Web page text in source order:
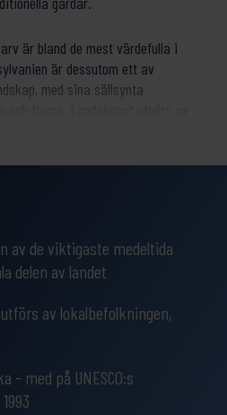
är bland de mest värdefulla i
är dessutom ett av
med sina sällsynta
blomstrande ängar,
landskap kommer du att möta
saxare och rumäner. Du
att besöka UNESCO:s världsarv i
avlägsna byar samt de medeltida
av de viktigaste medeltida
delen av landet
av lokalbefolkningen,
- med på UNESCO:s